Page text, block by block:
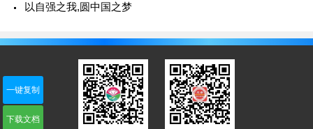
以自强之我,圆中国之梦
一键复制
下载文档